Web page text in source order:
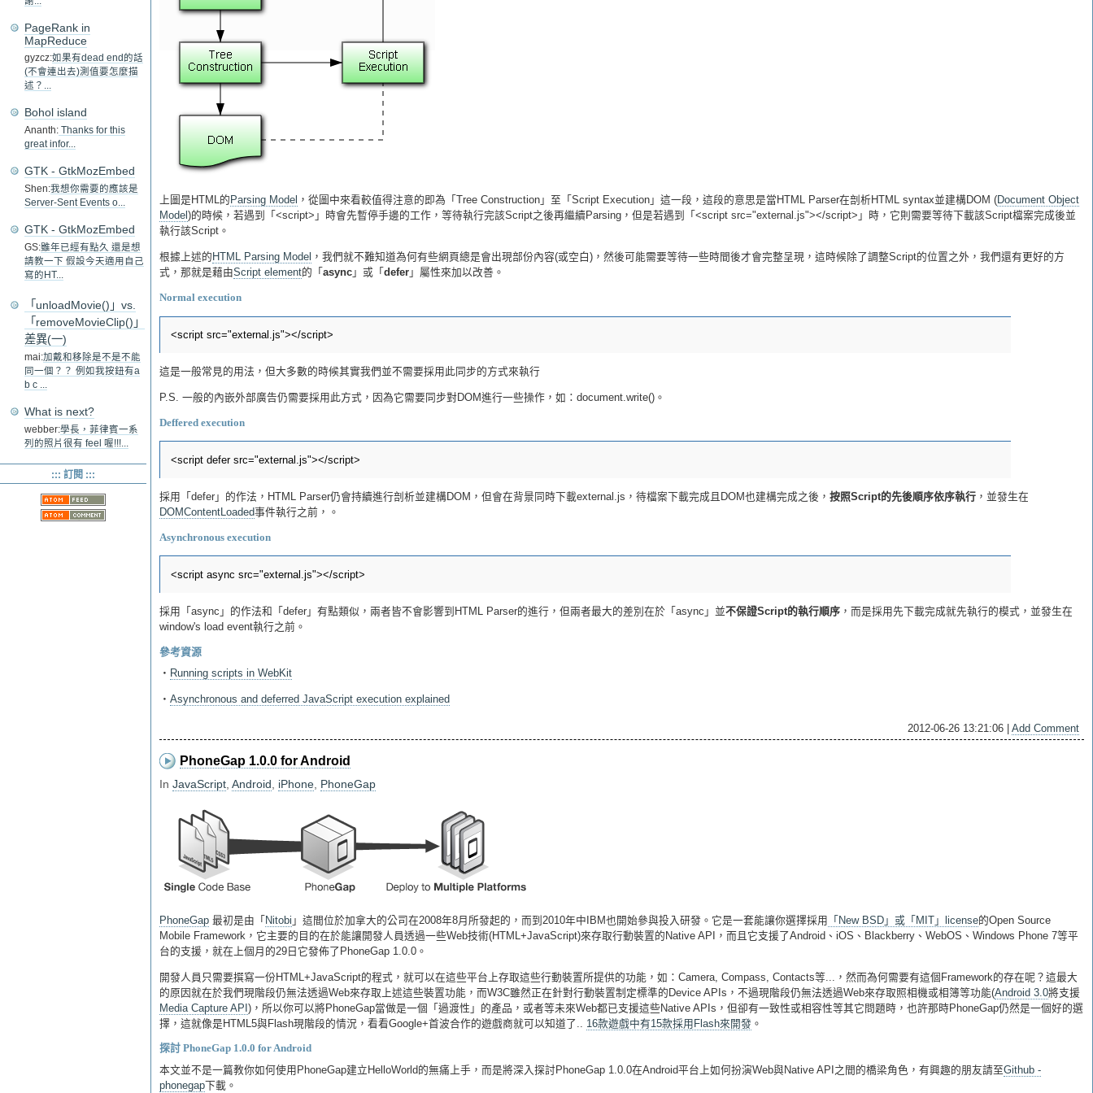
上圖是HTML的 Parsing Model ，從圖中來看較值得注意的即為「Tree Construction」至「Script Execution」這一段，這段的意思是當HTML Parser在剖析HTML syntax並建構DOM (Document Object
Model )的時候，若遇到「<script>」時會先暫停手邊的工作，等待執行完該Script之後再繼續Parsing，但是若遇到「<script src="external.js"></script>」時，它則需要等待下載該Script檔案完成後並
執行該Script。
根據上述的 HTML Parsing Model ，我們就不難知道為何有些網頁總是會出現部份內容(或空白)，然後可能需要等待一些時間後才會完整呈現，這時候除了調整Script的位置之外，我們還有更好的方
式，那就是藉由Script element的「 async 」或「 defer 」屬性來加以改善。
Normal execution
這是一般常見的用法，但大多數的時候其實我們並不需要採用此同步的方式來執行
P.S. 一般的內嵌外部廣告仍需要採用此方式，因為它需要同步對DOM進行一些操作，如：document.write()。
Deffered execution
採用「defer」的作法，HTML Parser仍會持續進行剖析並建構DOM，但會在背景同時下載external.js，待檔案下載完成且DOM也建構完成之後， 按照Script的先後順序依序執行 ，並發生在
DOMContentLoaded事件執行之前，。
Asynchronous execution
採用「async」的作法和「defer」有點類似，兩者皆不會影響到HTML Parser的進行，但兩者最大的差別在於「async」並不保證Script的執行順序 ，而是採用先下載完成就先執行的模式，並發生在
window's load event執行之前。
參考資源
‧ Running scripts in WebKit
‧ Asynchronous and deferred JavaScript execution explained
2012-06-26 13:21:06 | Add Comment
PhoneGap 1.0.0 for Android
In JavaScript Android iPhone PhoneGap
PhoneGap 最初是由「Nitobi 」這間位於加拿大的公司在2008年8月所發起的，而到2010年中IBM也開始參與投入研發。它是一套能讓你選擇採用 「New BSD」或「MIT」license的Open Source
Mobile Framework，它主要的目的在於能讓開發人員透過一些Web技術(HTML+JavaScript)來存取行動裝置的Native API，而且它支援了Android、iOS、Blackberry、WebOS、Windows Phone 7等平
台的支援，就在上個月的29日它發佈了PhoneGap 1.0.0。
開發人員只需要撰寫一份HTML+JavaScript的程式，就可以在這些平台上存取這些行動裝置所提供的功能，如：Camera, Compass, Contacts等...，然而為何需要有這個Framework的存在呢？這最大
的原因就在於我們現階段仍無法透過Web來存取上述這些裝置功能，而W3C雖然正在針對行動裝置制定標準的Device APIs，不過現階段仍無法透過Web來存取照相機或相簿等功能(Android 3.0將支援
Media Capture API)，所以你可以將PhoneGap當做是一個「過渡性」的產品，或者等未來Web都已支援這些Native APIs，但卻有一致性或相容性等其它問題時，也許那時PhoneGap仍然是一個好的選
擇，這就像是HTML5與Flash現階段的情況，看看Google+首波合作的遊戲商就可以知道了.. 16款遊戲中有15款採用Flash來開發 。
探討 PhoneGap 1.0.0 for Android
本文並不是一篇教你如何使用PhoneGap建立HelloWorld的無痛上手，而是將深入探討PhoneGap 1.0.0在Android平台上如何扮演Web與Native API之間的橋梁角色，有興趣的朋友請至Github -
phonegap下載。
PageRank in
MapReduce
gyzcz:如果有dead end的話
(不會連出去)測值要怎麼描
述？...
Bohol island
Ananth: Thanks for this
great infor...
GTK - GtkMozEmbed
Shen:我想你需要的應該是
Server-Sent Events o...
GTK - GtkMozEmbed
GS:雖年已經有點久 還是想
請教一下 假設今天適用自己
寫的HT...
「unloadMovie()」vs.
「removeMovieClip()」
差異(一)
mai:加戴和移除是不是不能
同一個？？ 例如我按鈕有a
b c ...
What is next?
webber:學長，菲律賓一系
列的照片很有 feel 喔!!!...
::: 訂閱 :::